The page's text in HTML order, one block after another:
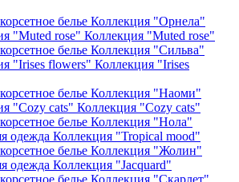
белье Коллекция "Орнела"
"Muted rose" Коллекция "Muted rose"
белье Коллекция "Сильва"
"Irises flowers" Коллекция "Irises
белье Коллекция "Наоми"
"Cozy cats" Коллекция "Cozy cats"
белье Коллекция "Нола"
одежда Коллекция "Tropical mood"
белье Коллекция "Жолин"
одежда Коллекция "Jacquard"
белье Коллекция "Скарлет"